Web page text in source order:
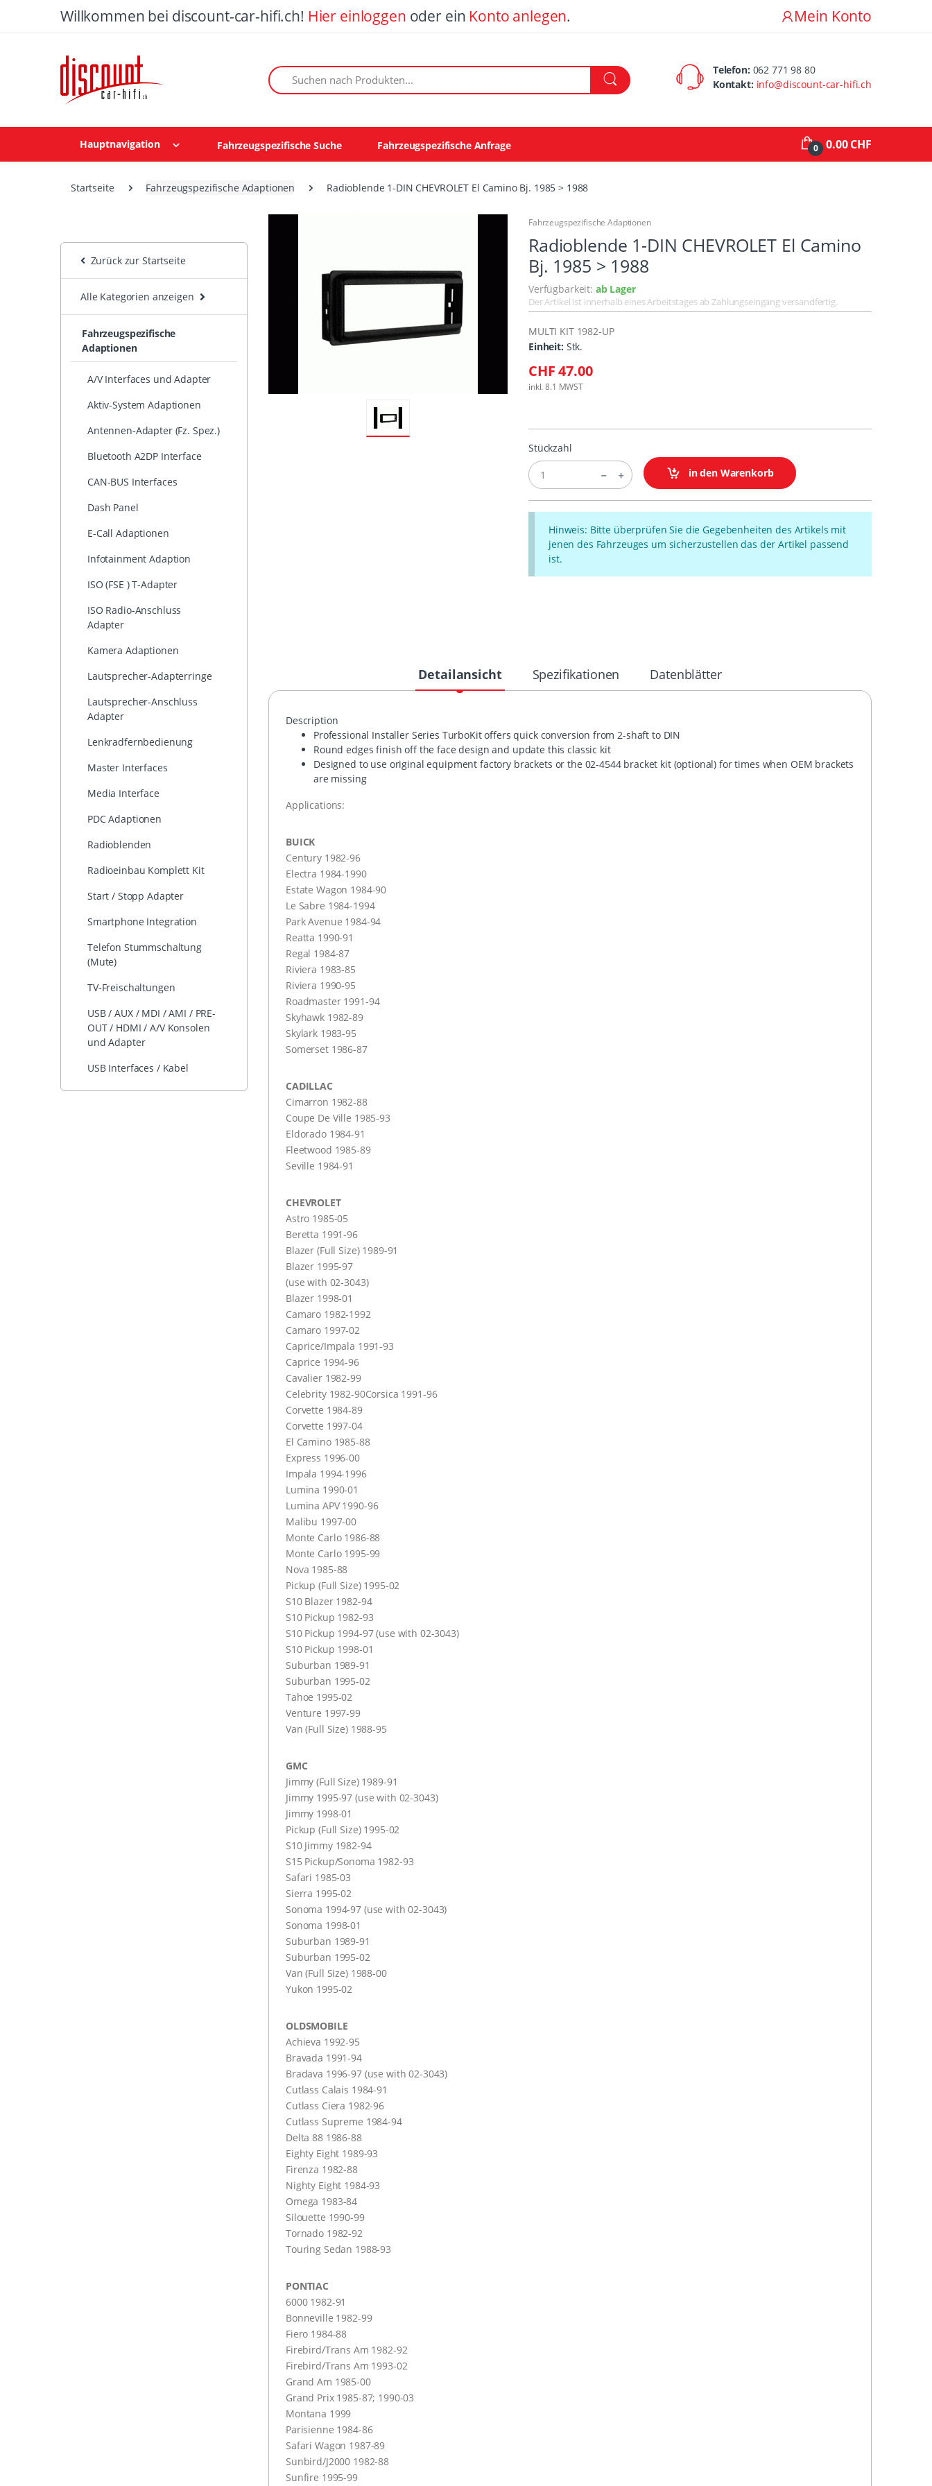
Willkommen bei discount-car-hifi.ch! Hier einloggen oder ein Konto anlegen. Mein Konto
Suchen nach Produkten: Telefon: 062 771 98 80
Kontakt: info@discount-car-hifi.ch
Hauptnavigation Fahrzeugspezifische Suche Fahrzeugspezifische Anfrage 0 0.00 CHF
Startseite Fahrzeugspezifische Adaptionen Radioblende 1-DIN CHEVROLET El Camino Bj. 1985 > 1988
Zurück zur Startseite
Alle Kategorien anzeigen
Fahrzeugspezifische
Adaptionen
A/V Interfaces und Adapter
Aktiv-System Adaptionen
Antennen-Adapter (Fz. Spez.)
Bluetooth A2DP Interface
CAN-BUS Interfaces
Dash Panel
E-Call Adaptionen
Infotainment Adaption
ISO (FSE ) T-Adapter
ISO Radio-Anschluss
Adapter
Kamera Adaptionen
Lautsprecher-Adapterringe
Lautsprecher-Anschluss
Adapter
Lenkradfernbedienung
Master Interfaces
Media Interface
PDC Adaptionen
Radioblenden
Radioeinbau Komplett Kit
Start / Stopp Adapter
Smartphone Integration
Telefon Stummschaltung
(Mute)
TV-Freischaltungen
USB / AUX / MDI / AMI / PRE-
OUT / HDMI / A/V Konsolen
und Adapter
USB Interfaces / Kabel
Fahrzeugspezifische Adaptionen
Radioblende 1-DIN CHEVROLET El Camino
Bj. 1985 > 1988
Verfügbarkeit: ab Lager
Der Artikel ist innerhalb eines Arbeitstages ab Zahlungseingang versandfertig.
MULTI KIT 1982-UP
Einheit: Stk.
CHF 47.00
inkl. 8.1 MWST
Stückzahl
in den Warenkorb
Hinweis: Bitte überprüfen Sie die Gegebenheiten des Artikels mit
jenen des Fahrzeuges um sicherzustellen das der Artikel passend
ist.
Detailansicht Spezifikationen Datenblätter
Description
Professional Installer Series TurboKit offers quick conversion from 2-shaft to DIN
Round edges finish off the face design and update this classic kit
Designed to use original equipment factory brackets or the 02-4544 bracket kit (optional) for times when OEM brackets
are missing
Applications:
BUICK
Century 1982-96
Electra 1984-1990
Estate Wagon 1984-90
Le Sabre 1984-1994
Park Avenue 1984-94
Reatta 1990-91
Regal 1984-87
Riviera 1983-85
Riviera 1990-95
Roadmaster 1991-94
Skyhawk 1982-89
Skylark 1983-95
Somerset 1986-87
CADILLAC
Cimarron 1982-88
Coupe De Ville 1985-93
Eldorado 1984-91
Fleetwood 1985-89
Seville 1984-91
CHEVROLET
Astro 1985-05
Beretta 1991-96
Blazer (Full Size) 1989-91
Blazer 1995-97
(use with 02-3043)
Blazer 1998-01
Camaro 1982-1992
Camaro 1997-02
Caprice/Impala 1991-93
Caprice 1994-96
Cavalier 1982-99
Celebrity 1982-90Corsica 1991-96
Corvette 1984-89
Corvette 1997-04
El Camino 1985-88
Express 1996-00
Impala 1994-1996
Lumina 1990-01
Lumina APV1990-96
Malibu 1997-00
Monte Carlo 1986-88
Monte Carlo 1995-99
Nova 1985-88
Pickup (Full Size) 1995-02
S10 Blazer 1982-94
S10 Pickup 1982-93
S10 Pickup 1994-97 (use with 02-3043)
S10 Pickup 1998-01
Suburban 1989-91
Suburban 1995-02
Tahoe 1995-02
Venture 1997-99
Van (Full Size) 1988-95
GMC
Jimmy (Full Size) 1989-91
Jimmy 1995-97 (use with 02-3043)
Jimmy 1998-01
Pickup (Full Size) 1995-02
S10 Jimmy 1982-94
S15 Pickup/Sonoma 1982-93
Safari 1985-03
Sierra 1995-02
Sonoma 1994-97 (use with 02-3043)
Sonoma 1998-01
Suburban 1989-91
Suburban 1995-02
Van (Full Size) 1988-00
Yukon 1995-02
OLDSMOBILE
Achieva 1992-95
Bravada 1991-94
Bradava 1996-97 (use with 02-3043)
Cutlass Calais 1984-91
Cutlass Ciera 1982-96
Cutlass Supreme 1984-94
Delta 88 1986-88
Eighty Eight 1989-93
Firenza 1982-88
Nighty Eight 1984-93
Omega 1983-84
Silouette 1990-99
Tornado 1982-92
Touring Sedan 1988-93
PONTIAC
6000 1982-91
Bonneville 1982-99
Fiero 1984-88
Firebird/Trans Am 1982-92
Firebird/Trans Am 1993-02
Grand Am 1985-00
Grand Prix 1985-87; 1990-03
Montana 1999
Parisienne 1984-86
Safari Wagon 1987-89
Sunbird/J2000 1982-88
Sunfire 1995-99